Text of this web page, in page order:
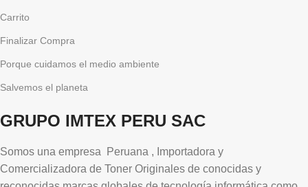
Carrito
Finalizar Compra
Porque cuidamos el medio ambiente
Salvemos el planeta
GRUPO IMTEX PERU SAC
Somos una empresa Peruana , Importadora y
Comercializadora de Toner Originales de conocidas y